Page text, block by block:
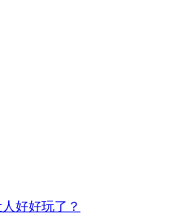
好好玩了？